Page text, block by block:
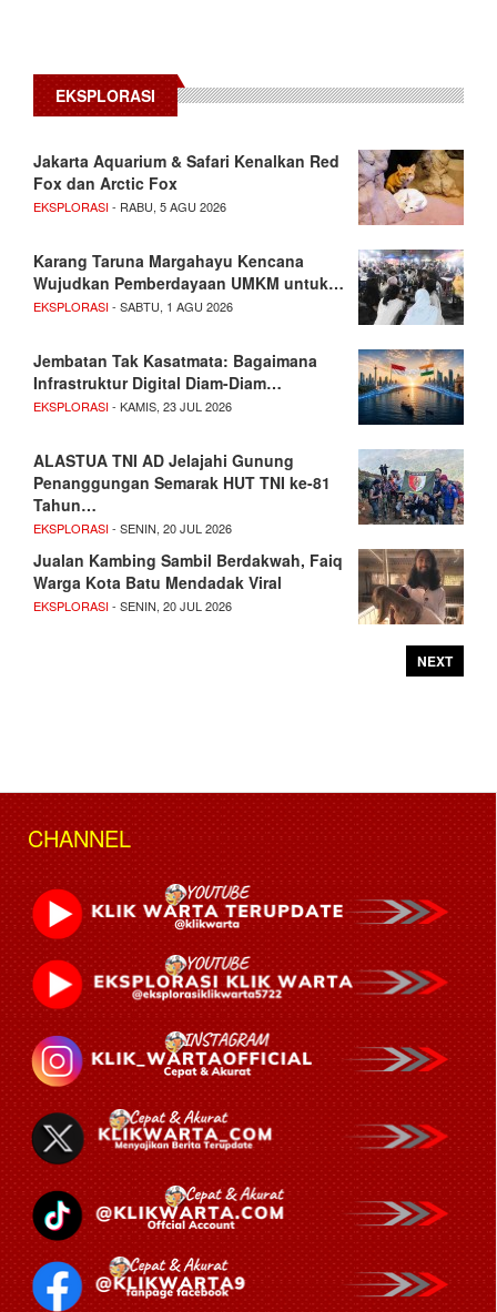
EKSPLORASI
Jakarta Aquarium & Safari Kenalkan Red
Fox dan Arctic Fox
EKSPLORASI- RABU, 5 AGU 2026
Karang Taruna Margahayu Kencana
Wujudkan Pemberdayaan UMKM untuk…
EKSPLORASI- SABTU, 1 AGU 2026
Jembatan Tak Kasatmata: Bagaimana
Infrastruktur Digital Diam-Diam…
EKSPLORASI- KAMIS, 23 JUL 2026
ALASTUA TNI AD Jelajahi Gunung
Penanggungan Semarak HUT TNI ke-81
Tahun…
EKSPLORASI- SENIN, 20 JUL 2026
Jualan Kambing Sambil Berdakwah, Faiq
Warga Kota Batu Mendadak Viral
EKSPLORASI- SENIN, 20 JUL 2026
NEXT
CHANNEL